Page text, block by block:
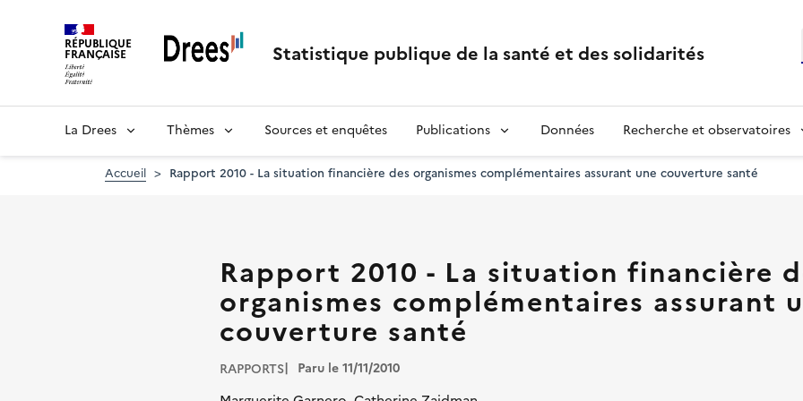
RÉPUBLIQUE
FRANÇAISE Statistique publique de la santé et des solidarités
La Drees Thèmes Sources et enquêtes Publications Données Recherche et observatoires
Accueil Rapport 2010 - La situation financière des organismes complémentaires assurant une couverture santé
Rapport 2010 - La situation financière
organismes complémentaires assurant
couverture santé
RAPPORTS Paru le 11/11/2010